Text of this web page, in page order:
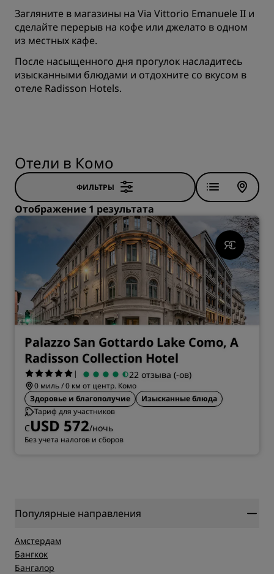
Загляните в магазины на Via Vittorio Emanuele II и
сделайте перерыв на кофе или джелато в одном
из местных кафе.
После насыщенного дня прогулок насладитесь
изысканными блюдами и отдохните со вкусом в
отеле Radisson Hotels.
Отели в Комо
ФИЛЬТРЫ
Отображение 1 результата
Palazzo San Gottardo Lake Como, A
Radisson Collection Hotel
| 22 отзыва (-ов)
0 миль / 0 км от центр. Комо
Здоровье и благополучие
Изысканные блюда
Тариф для участников
СUSD 572/ночь
Без учета налогов и сборов
Популярные направления
Амстердам
Бангкок
Бангалор